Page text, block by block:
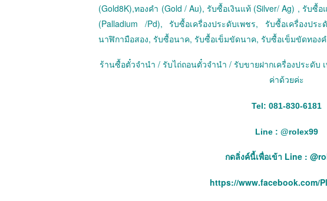
(Gold8K),ทองคำ (Gold / Au), รับซื้อเงินแท้ (Silver/ Ag) , รับซื้
(Palladium /Pd), รับซื้อเครื่องประดับเพชร, รับซื้อเครื่องป
นาฬิกามือสอง, รับซื้อนาค, รับซื้อเข็มขัดนาค, รับซื้อเข็มขัดทอง
ร้านซื้อตั๋วจำนำ / รับไถ่ถอนตั๋วจำนำ / รับขายฝากเครื่องประดับ
ค่าด้วยค่ะ
Tel: 081-830-6181
Line : @rolex99
กดลิ่งค์นี้เพื่อเข้า Line :
https://www.facebook.com/